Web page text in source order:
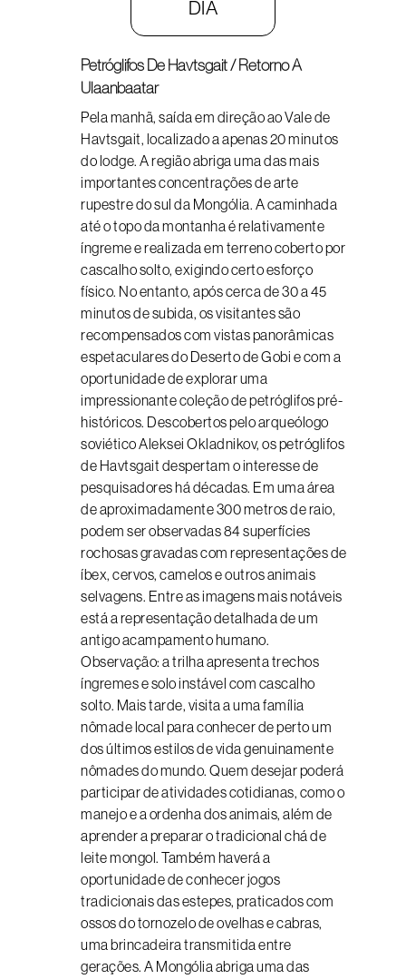
DIA
Petróglifos De Havtsgait / Retorno A
Ulaanbaatar
Pela manhã, saída em direção ao Vale de
Havtsgait, localizado a apenas 20 minutos
do lodge. A região abriga uma das mais
importantes concentrações de arte
rupestre do sul da Mongólia. A caminhada
até o topo da montanha é relativamente
íngreme e realizada em terreno coberto por
cascalho solto, exigindo certo esforço
físico. No entanto, após cerca de 30 a 45
minutos de subida, os visitantes são
recompensados com vistas panorâmicas
espetaculares do Deserto de Gobi e com a
oportunidade de explorar uma
impressionante coleção de petróglifos pré-
históricos. Descobertos pelo arqueólogo
soviético Aleksei Okladnikov, os petróglifos
de Havtsgait despertam o interesse de
pesquisadores há décadas. Em uma área
de aproximadamente 300 metros de raio,
podem ser observadas 84 superfícies
rochosas gravadas com representações de
íbex, cervos, camelos e outros animais
selvagens. Entre as imagens mais notáveis
está a representação detalhada de um
antigo acampamento humano.
Observação: a trilha apresenta trechos
íngremes e solo instável com cascalho
solto. Mais tarde, visita a uma família
nômade local para conhecer de perto um
dos últimos estilos de vida genuinamente
nômades do mundo. Quem desejar poderá
participar de atividades cotidianas, como o
manejo e a ordenha dos animais, além de
aprender a preparar o tradicional chá de
leite mongol. Também haverá a
oportunidade de conhecer jogos
tradicionais das estepes, praticados com
ossos do tornozelo de ovelhas e cabras,
uma brincadeira transmitida entre
gerações. A Mongólia abriga uma das